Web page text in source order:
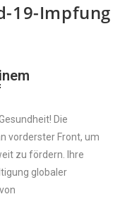
19-Impfung
Die
vorderster Front, um
zu fördern. Ihre
globaler